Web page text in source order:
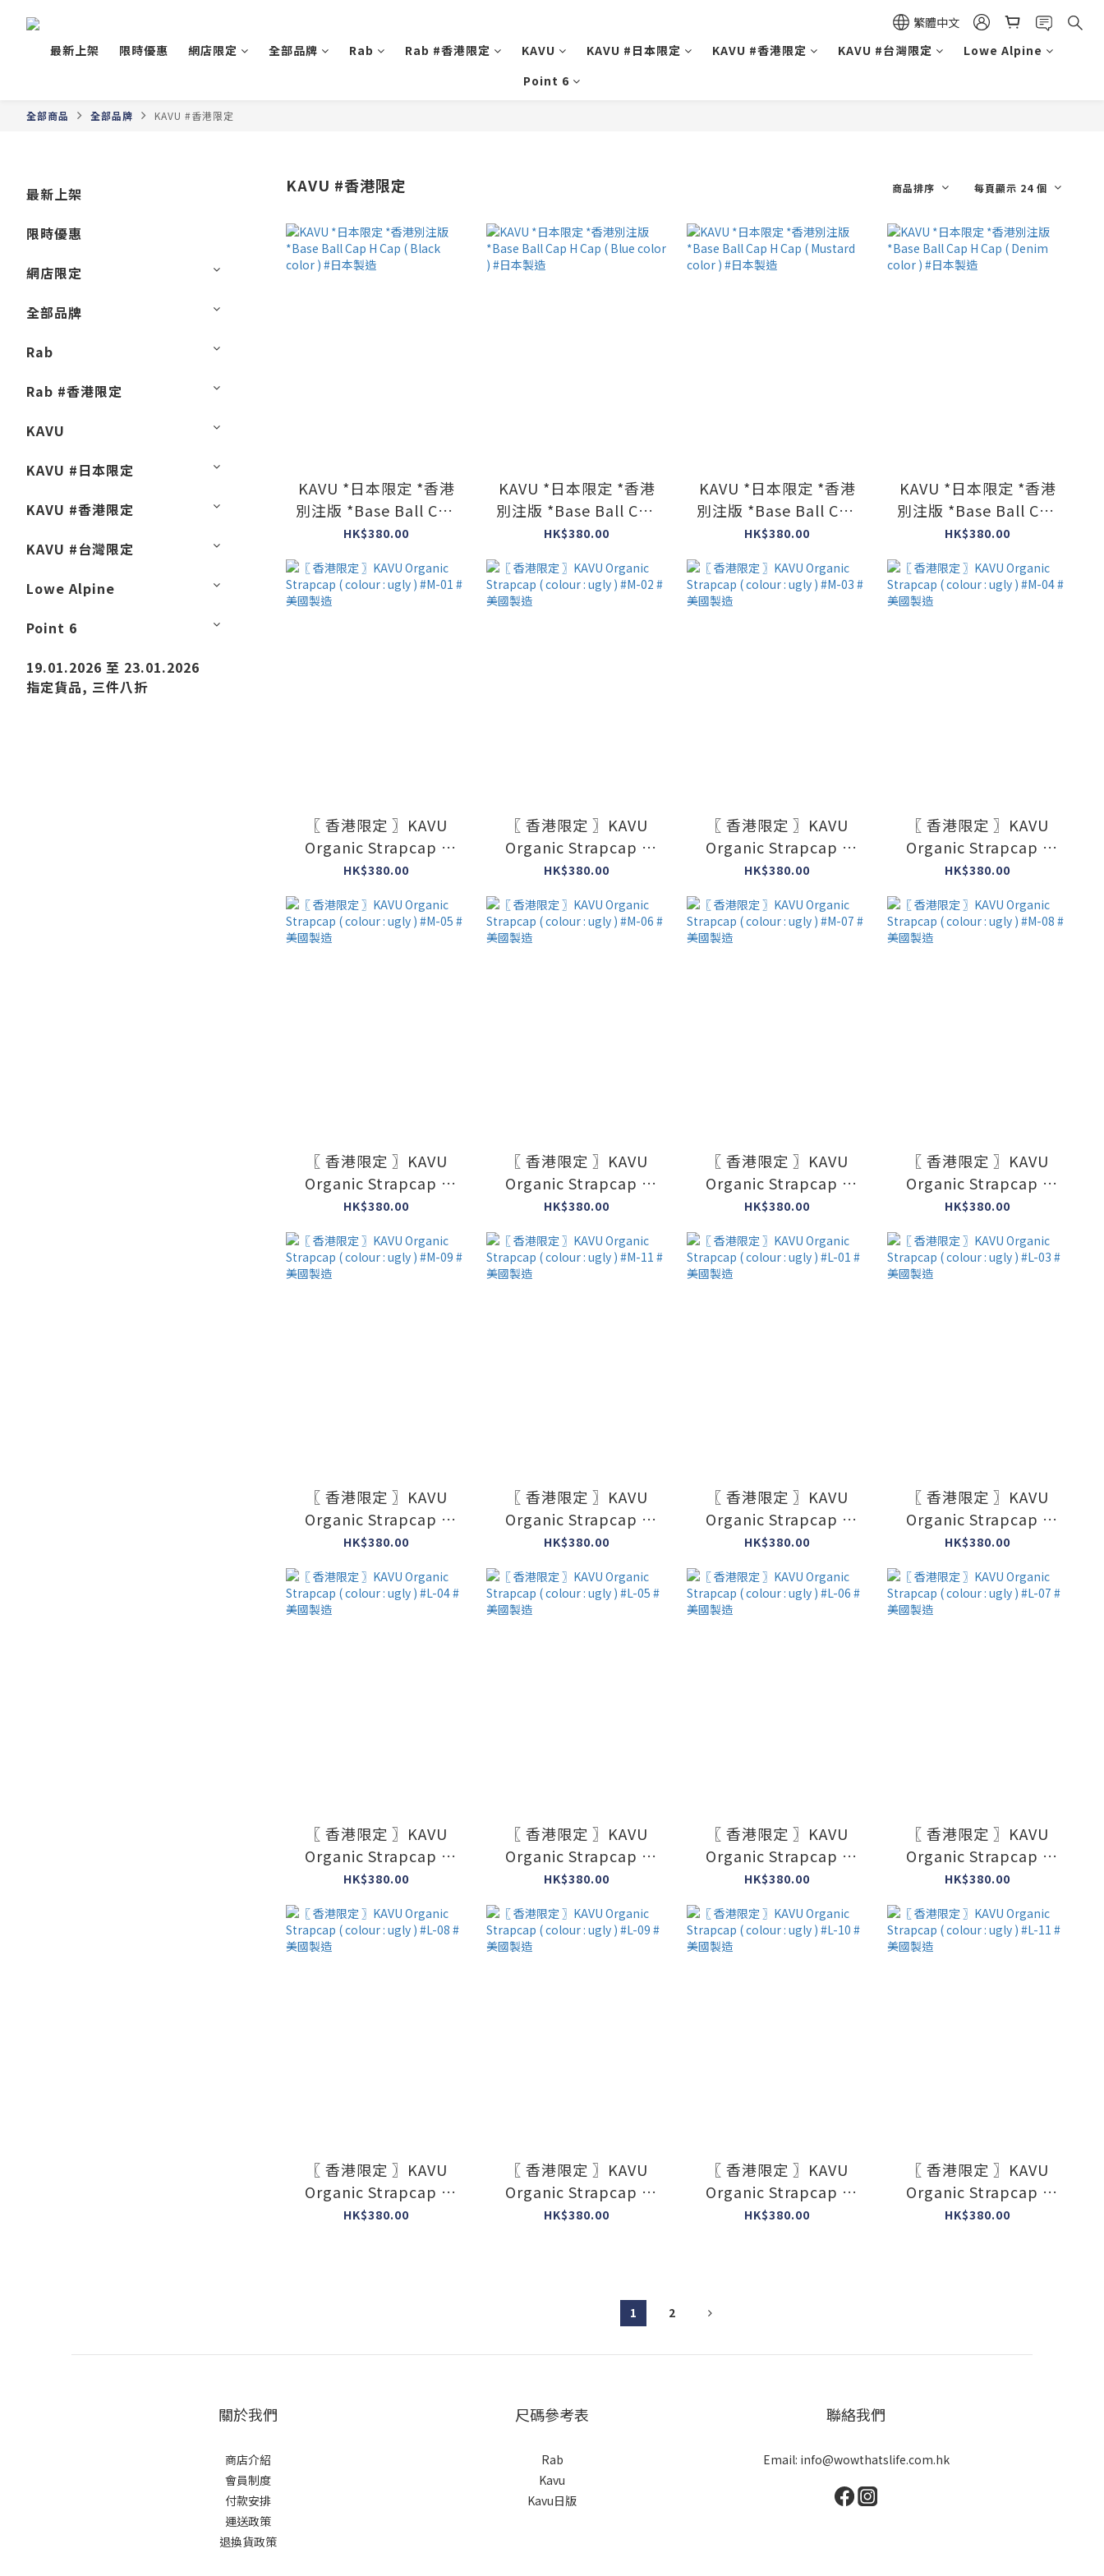
繁體中文
最新上架
限時優惠 網店限定 全部品牌 Rab Rab #香港限定 KAVU KAVU #日本限定 KAVU #香港限定 KAVU #台灣限定
Lowe Alpine
Point 6
全部商品 全部品牌 KAVU #香港限定
最新上架
限時優惠
網店限定
全部品牌
Rab
Rab #香港限定
KAVU
KAVU #日本限定
KAVU #香港限定
KAVU #台灣限定
Lowe Alpine
Point 6
19.01.2026 至 23.01.2026
指定貨品, 三件八折
KAVU #香港限定 商品排序 每頁顯示 24 個
KAVU *日本限定 *香港
別注版 *Base Ball Cap
H Cap ( Black color )
HK$380.00
KAVU *日本限定 *香港
別注版 *Base Ball Cap
H Cap ( Blue color ) #
HK$380.00
KAVU *日本限定 *香港
別注版 *Base Ball Cap
H Cap ( Mustard color
HK$380.00
KAVU *日本限定 *香港
別注版 *Base Ball Cap
H Cap ( Denim color )
HK$380.00
〖 香港限定 〗KAVU
Organic Strapcap (
colour : ugly ) #M-01
HK$380.00
〖 香港限定 〗KAVU
Organic Strapcap (
colour : ugly ) #M-02
HK$380.00
〖 香港限定 〗KAVU
Organic Strapcap (
colour : ugly ) #M-03
HK$380.00
〖 香港限定 〗KAVU
Organic Strapcap (
colour : ugly ) #M-04
HK$380.00
〖 香港限定 〗KAVU
Organic Strapcap (
colour : ugly ) #M-05
HK$380.00
〖 香港限定 〗KAVU
Organic Strapcap (
colour : ugly ) #M-06
HK$380.00
〖 香港限定 〗KAVU
Organic Strapcap (
colour : ugly ) #M-07
HK$380.00
〖 香港限定 〗KAVU
Organic Strapcap (
colour : ugly ) #M-08
HK$380.00
〖 香港限定 〗KAVU
Organic Strapcap (
colour : ugly ) #M-09
HK$380.00
〖 香港限定 〗KAVU
Organic Strapcap (
colour : ugly ) #M-11
HK$380.00
〖 香港限定 〗KAVU
Organic Strapcap (
colour : ugly ) #L-01 #
HK$380.00
〖 香港限定 〗KAVU
Organic Strapcap (
colour : ugly ) #L-03 #
HK$380.00
〖 香港限定 〗KAVU
Organic Strapcap (
colour : ugly ) #L-04 #
HK$380.00
〖 香港限定 〗KAVU
Organic Strapcap (
colour : ugly ) #L-05 #
HK$380.00
〖 香港限定 〗KAVU
Organic Strapcap (
colour : ugly ) #L-06 #
HK$380.00
〖 香港限定 〗KAVU
Organic Strapcap (
colour : ugly ) #L-07 #
HK$380.00
〖 香港限定 〗KAVU
Organic Strapcap (
colour : ugly ) #L-08 #
HK$380.00
〖 香港限定 〗KAVU
Organic Strapcap (
colour : ugly ) #L-09 #
HK$380.00
〖 香港限定 〗KAVU
Organic Strapcap (
colour : ugly ) #L-10 #
HK$380.00
〖 香港限定 〗KAVU
Organic Strapcap (
colour : ugly ) #L-11 #
HK$380.00
1 2
關於我們
商店介紹
會員制度
付款安排
運送政策
退換貨政策
尺碼參考表
Rab
Kavu
Kavu日版
聯絡我們
Email: info@wowthatslife.com.hk